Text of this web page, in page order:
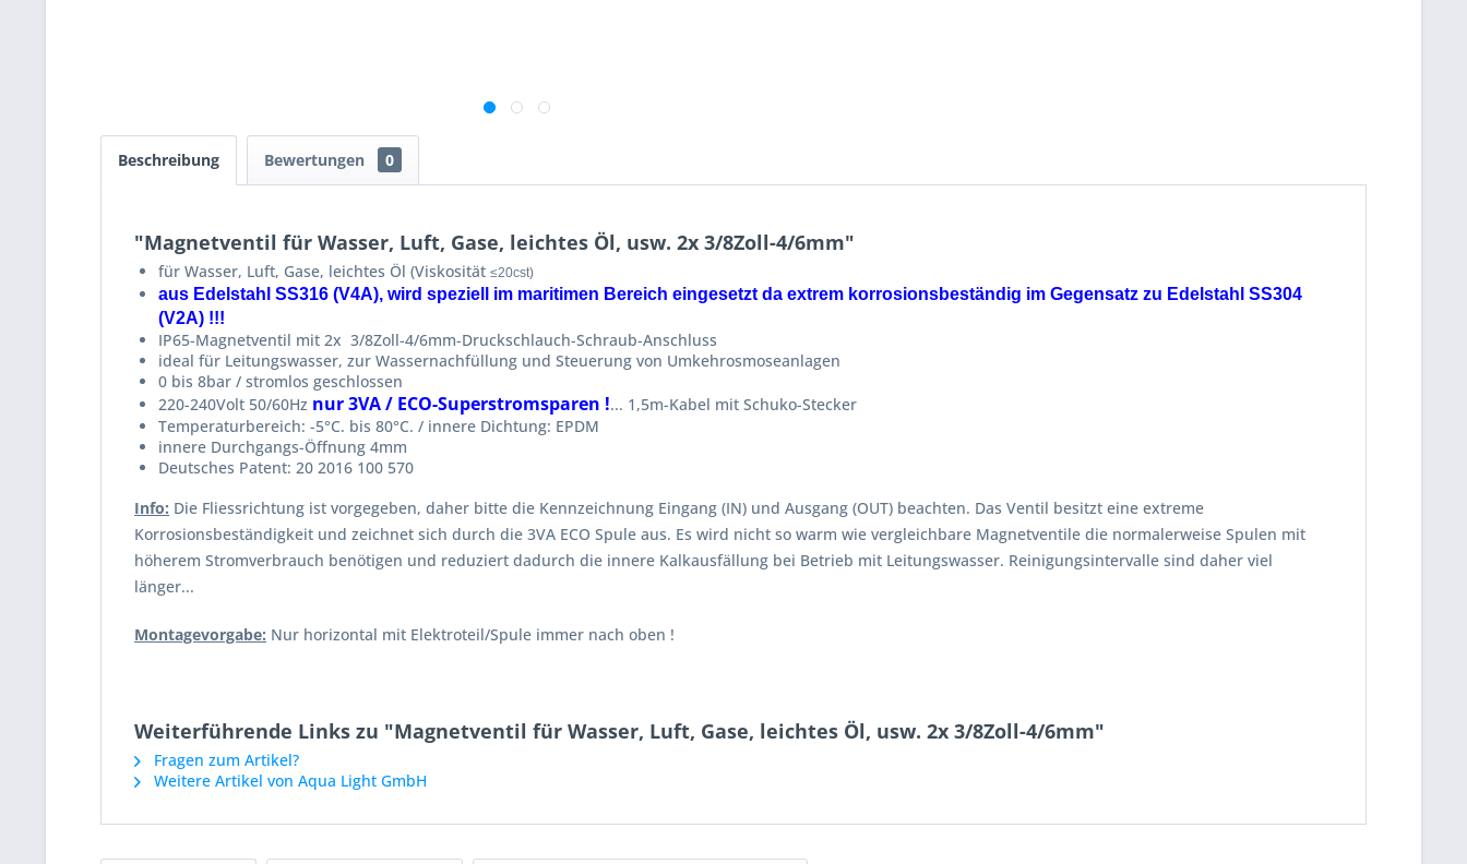
Beschreibung Bewertungen 0
"Magnetventil für Wasser, Luft, Gase, leichtes Öl, usw. 2x 3/8Zoll-4/6mm"
für Wasser, Luft, Gase, leichtes Öl (Viskosität ≤20cst)
aus Edelstahl SS316 (V4A), wird speziell im maritimen Bereich eingesetzt da extrem korrosionsbeständig im Gegensatz zu Edelstahl SS304
(V2A) !!!
IP65-Magnetventil mit 2x 3/8Zoll-4/6mm-Druckschlauch-Schraub-Anschluss
ideal für Leitungswasser, zur Wassernachfüllung und Steuerung von Umkehrosmoseanlagen
0 bis 8bar / stromlos geschlossen
220-240Volt 50/60Hz nur 3VA / ECO-Superstromsparen !... 1,5m-Kabel mit Schuko-Stecker
Temperaturbereich: -5°C. bis 80°C. / innere Dichtung: EPDM
innere Durchgangs-Öffnung 4mm
Deutsches Patent: 20 2016 100 570
Info: Die Fliessrichtung ist vorgegeben, daher bitte die Kennzeichnung Eingang (IN) und Ausgang (OUT) beachten. Das Ventil besitzt eine extreme
Korrosionsbeständigkeit und zeichnet sich durch die 3VA ECO Spule aus. Es wird nicht so warm wie vergleichbare Magnetventile die normalerweise Spulen mit
höherem Stromverbrauch benötigen und reduziert dadurch die innere Kalkausfällung bei Betrieb mit Leitungswasser. Reinigungsintervalle sind daher viel
länger...
Montagevorgabe: Nur horizontal mit Elektroteil/Spule immer nach oben !
Weiterführende Links zu "Magnetventil für Wasser, Luft, Gase, leichtes Öl, usw. 2x 3/8Zoll-4/6mm"
Fragen zum Artikel?
Weitere Artikel von Aqua Light GmbH